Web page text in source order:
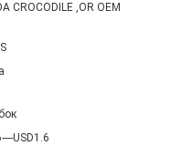
CROCODILE ,OR OEM
USD1.6